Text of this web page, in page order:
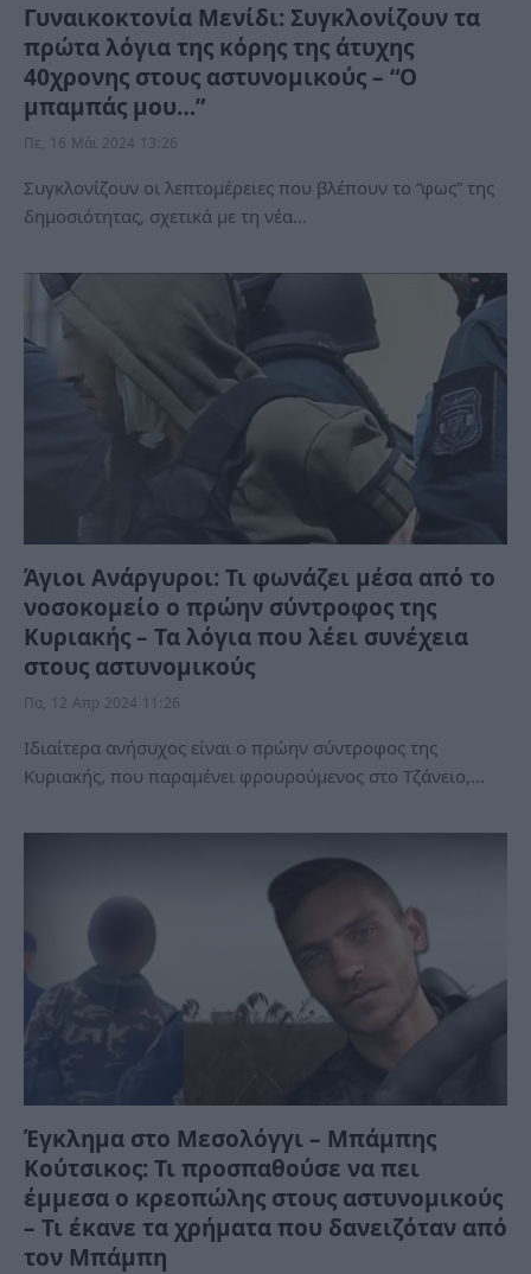
Γυναικοκτονία Μενίδι: Συγκλονίζουν τα
πρώτα λόγια της κόρης της άτυχης
40χρονης στους αστυνομικούς – “Ο
μπαμπάς μου…”
Πε, 16 Μάι 2024 13:26
Συγκλονίζουν οι λεπτομέρειες που βλέπουν το “φως” της
δημοσιότητας, σχετικά με τη νέα…
Άγιοι Ανάργυροι: Τι φωνάζει μέσα από το
νοσοκομείο ο πρώην σύντροφος της
Κυριακής – Τα λόγια που λέει συνέχεια
στους αστυνομικούς
Πα, 12 Απρ 2024 11:26
Ιδιαίτερα ανήσυχος είναι ο πρώην σύντροφος της
Κυριακής, που παραμένει φρουρούμενος στο Τζάνειο,…
Έγκλημα στο Μεσολόγγι – Μπάμπης
Κούτσικος: Τι προσπαθούσε να πει
έμμεσα ο κρεοπώλης στους αστυνομικούς
– Τι έκανε τα χρήματα που δανειζόταν από
τον Μπάμπη